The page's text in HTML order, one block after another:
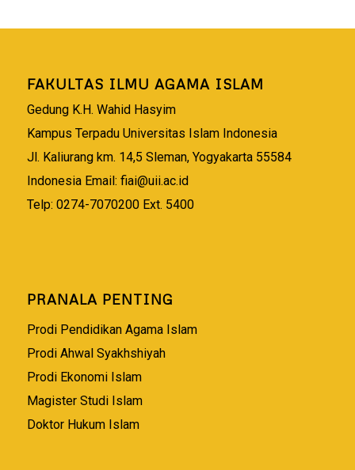
FAKULTAS ILMU AGAMA ISLAM
Gedung K.H. Wahid Hasyim
Kampus Terpadu Universitas Islam Indonesia
Jl. Kaliurang km. 14,5 Sleman, Yogyakarta 55584
Indonesia Email: fiai@uii.ac.id
Telp: 0274-7070200 Ext. 5400
PRANALA PENTING
Prodi Pendidikan Agama Islam
Prodi Ahwal Syakhshiyah
Prodi Ekonomi Islam
Magister Studi Islam
Doktor Hukum Islam